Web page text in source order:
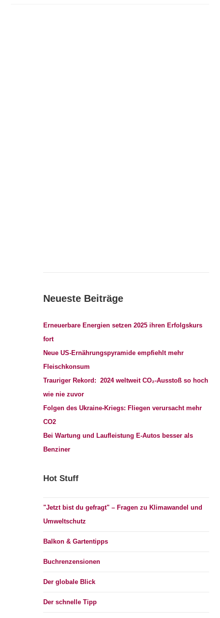
Neueste Beiträge
Erneuerbare Energien setzen 2025 ihren Erfolgskurs
fort
Neue US-Ernährungspyramide empfiehlt mehr
Fleischkonsum
Trauriger Rekord: 2024 weltweit CO₂-Ausstoß so hoch
wie nie zuvor
Folgen des Ukraine-Kriegs: Fliegen verursacht mehr
CO2
Bei Wartung und Laufleistung E-Autos besser als
Benziner
Hot Stuff
"Jetzt bist du gefragt" – Fragen zu Klimawandel und
Umweltschutz
Balkon & Gartentipps
Buchrenzensionen
Der globale Blick
Der schnelle Tipp